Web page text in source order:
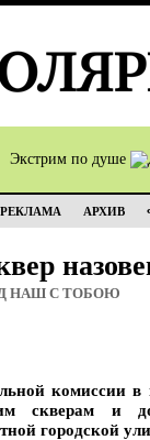
Экстрим по душе
РЕКЛАМА АРХИВ
НАШ С ТОБОЮ
комиссии в
скверам и
городской